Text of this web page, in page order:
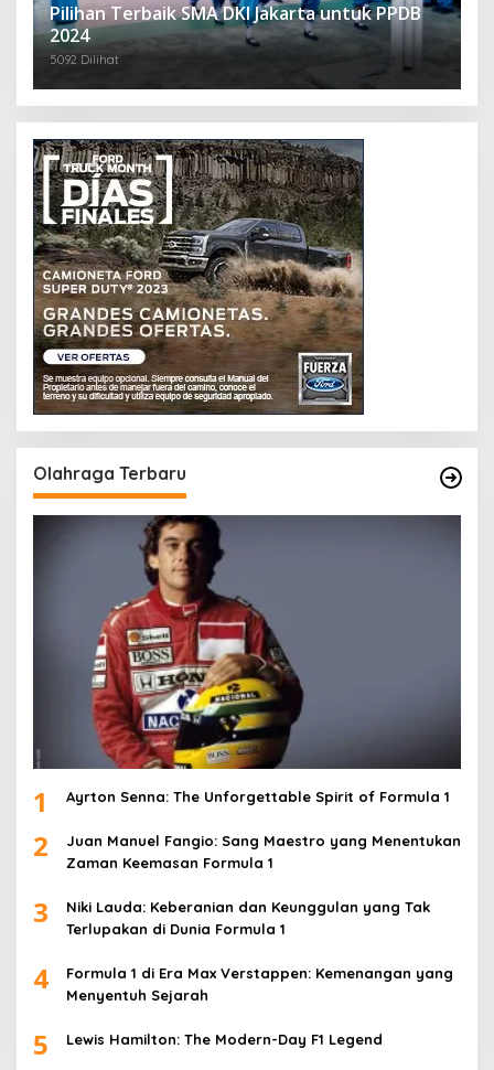
Pilihan Terbaik SMA DKI Jakarta untuk PPDB
2024
5092 Dilihat
Olahraga Terbaru
1 Ayrton Senna: The Unforgettable Spirit of Formula 1
2
Juan Manuel Fangio: Sang Maestro yang Menentukan
Zaman Keemasan Formula 1
3
Niki Lauda: Keberanian dan Keunggulan yang Tak
Terlupakan di Dunia Formula 1
4
Formula 1 di Era Max Verstappen: Kemenangan yang
Menyentuh Sejarah
5 Lewis Hamilton: The Modern-Day F1 Legend